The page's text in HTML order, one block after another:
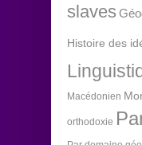
slaves
Histoire des
Macédonien
orthodoxie